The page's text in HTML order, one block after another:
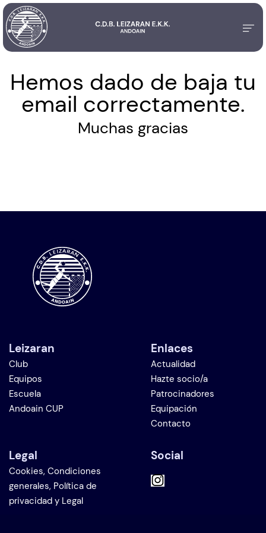
Hemos dado de baja tu
email correctamente.
Muchas gracias
Leizaran
Club
Equipos
Escuela
Andoain CUP
Enlaces
Actualidad
Hazte socio/a
Patrocinadores
Equipación
Contacto
Legal
Cookies, Condiciones
generales, Política de
privacidad y Legal
Social